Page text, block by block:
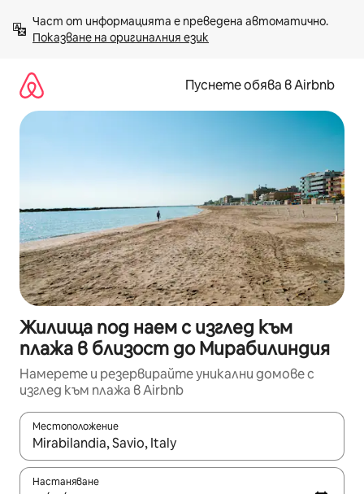
към
съдържанието
Показване на оригиналния език
Пуснете обява в Airbnb
Жилища под наем с изглед към
плажа в близост до Мирабилиндия
Намерете и резервирайте уникални домове с
изглед към плажа в Airbnb
Местоположение
Когато резултатите се покажат, използвайте
Настаняване